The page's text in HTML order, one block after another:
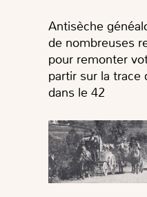
Antisèche
de nombreuses
pour remonter
partir sur la trace
dans le 42